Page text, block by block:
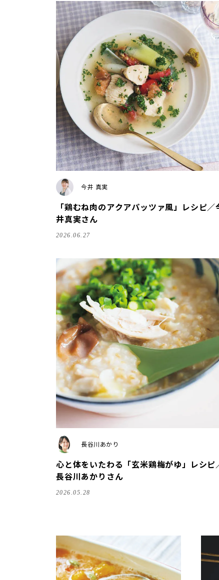
今井 真実
「鶏むね肉のアクアパッツァ風」レシピ／
井真実さん
2026.06.27
長谷川あかり
心と体をいたわる「玄米鶏梅がゆ」レシピ
長谷川あかりさん
2026.05.28